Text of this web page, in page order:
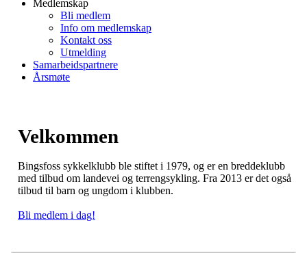
Medlemskap
Bli medlem
Info om medlemskap
Kontakt oss
Utmelding
Samarbeidspartnere
Årsmøte
Velkommen
Bingsfoss sykkelklubb ble stiftet i 1979, og er en breddeklubb
med tilbud om landevei og terrengsykling. Fra 2013 er det også
tilbud til barn og ungdom i klubben.
Bli medlem i dag!